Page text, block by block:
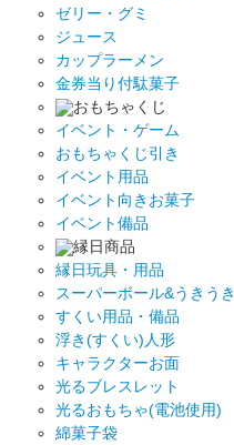
ゼリー・グミ
ジュース
カップラーメン
金券当り付駄菓子
おもちゃくじ
イベント・ゲーム
おもちゃくじ引き
イベント用品
イベント向きお菓子
イベント備品
縁日商品
縁日玩具・用品
スーパーボール&うきうき
すくい用品・備品
浮き(すくい)人形
キャラクターお面
光るブレスレット
光るおもちゃ(電池使用)
綿菓子袋